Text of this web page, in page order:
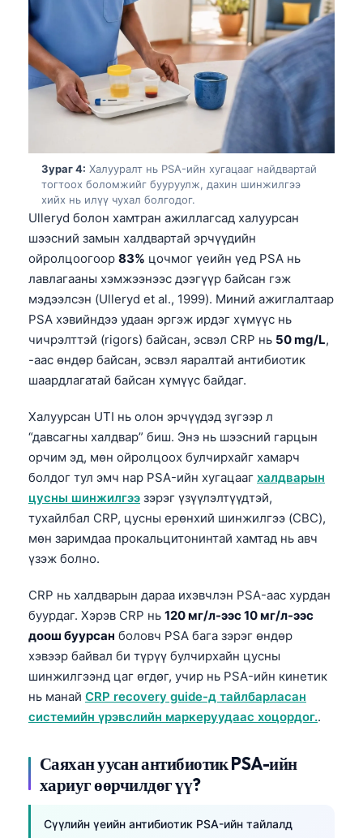
Зураг 4: Халууралт нь PSA-ийн хугацааг найдвартай
тогтоох боломжийг бууруулж, дахин шинжилгээ
хийх нь илүү чухал болгодог.
Ulleryd болон хамтран ажиллагсад халуурсан
шээсний замын халдвартай эрчүүдийн
ойролцоогоор 83% цочмог үеийн үед PSA нь
лавлагааны хэмжээнээс дээгүүр байсан гэж
мэдээлсэн (Ulleryd et al., 1999). Миний ажиглалтаар
PSA хэвийндээ удаан эргэж ирдэг хүмүүс нь
чичрэлттэй (rigors) байсан, эсвэл CRP нь 50 mg/L,
-аас өндөр байсан, эсвэл яаралтай антибиотик
шаардлагатай байсан хүмүүс байдаг.
Халуурсан UTI нь олон эрчүүдэд зүгээр л
“давсагны халдвар” биш. Энэ нь шээсний гарцын
орчим эд, мөн ойролцоох булчирхайг хамарч
болдог тул эмч нар PSA-ийн хугацааг халдварын
цусны шинжилгээ зэрэг үзүүлэлтүүдтэй,
тухайлбал CRP, цусны ерөнхий шинжилгээ (CBC),
мөн заримдаа прокальцитонинтай хамтад нь авч
үзэж болно.
CRP нь халдварын дараа ихэвчлэн PSA-аас хурдан
буурдаг. Хэрэв CRP нь 120 мг/л-ээс 10 мг/л-ээс
доош буурсан боловч PSA бага зэрэг өндөр
хэвээр байвал би түрүү булчирхайн цусны
шинжилгээнд цаг өгдөг, учир нь PSA-ийн кинетик
нь манай CRP recovery guide-д тайлбарласан
системийн үрэвслийн маркеруудаас хоцордог..
Саяхан уусан антибиотик PSA-ийн
хариуг өөрчилдөг үү?
Сүүлийн үеийн антибиотик PSA-ийн тайлалд